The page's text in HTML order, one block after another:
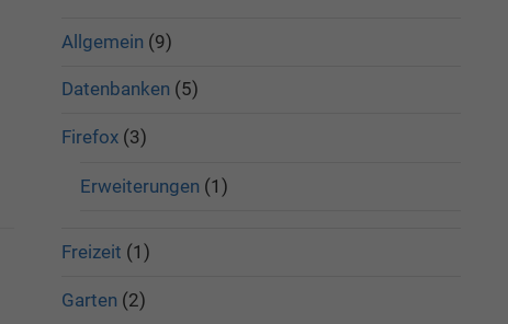
Allgemein (9)
Datenbanken (5)
Firefox(3)
Erweiterungen (1)
Freizeit (1)
Garten (2)